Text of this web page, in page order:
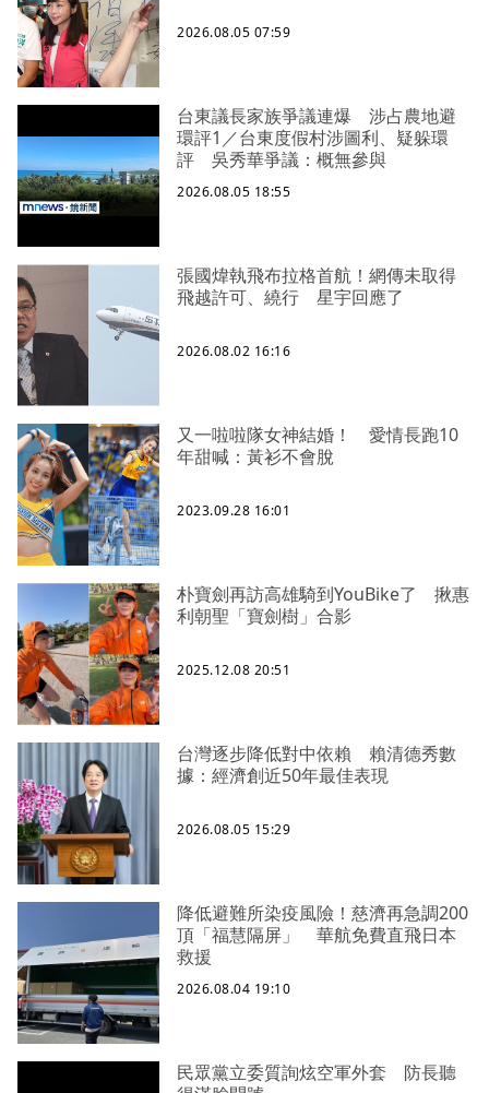
2026.08.05 07:59
台東議長家族爭議連爆 涉占農地避
環評1／台東度假村涉圖利、疑躲環
評 吳秀華爭議：概無參與
2026.08.05 18:55
張國煒執飛布拉格首航！網傳未取得
飛越許可、繞行 星宇回應了
2026.08.02 16:16
又一啦啦隊女神結婚！ 愛情長跑10
年甜喊：黃衫不會脫
2023.09.28 16:01
朴寶劍再訪高雄騎到YouBike了 揪惠
利朝聖「寶劍樹」合影
2025.12.08 20:51
台灣逐步降低對中依賴 賴清德秀數
據：經濟創近50年最佳表現
2026.08.05 15:29
降低避難所染疫風險！慈濟再急調200
頂「福慧隔屏」 華航免費直飛日本
救援
2026.08.04 19:10
民眾黨立委質詢炫空軍外套 防長聽